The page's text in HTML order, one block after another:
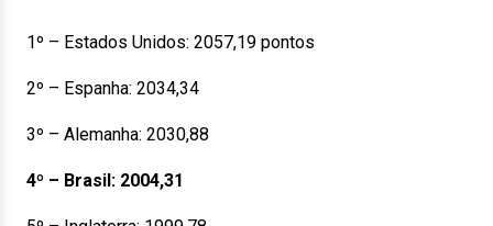
1º – Estados Unidos: 2057,19 pontos
2º – Espanha: 2034,34
3º – Alemanha: 2030,88
4º – Brasil: 2004,31